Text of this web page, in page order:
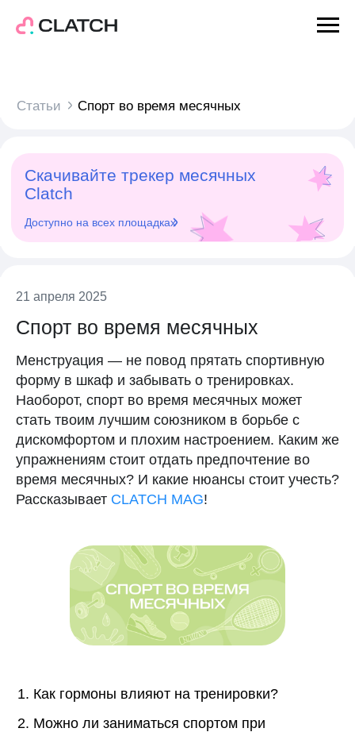
Доступно на всех площадках
21 апреля 2025
Спорт во время месячных
Менструация — не повод прятать спортивную
форму в шкаф и забывать о тренировках.
Наоборот, спорт во время месячных может
стать твоим лучшим союзником в борьбе с
дискомфортом и плохим настроением. Каким же
упражнениям стоит отдать предпочтение во
время месячных? И какие нюансы стоит учесть?
Рассказывает CLATCH MAG!
Как гормоны влияют на тренировки?
Можно ли заниматься спортом при